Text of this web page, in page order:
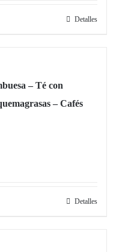
Detalles
– Té con
– Cafés
Detalles